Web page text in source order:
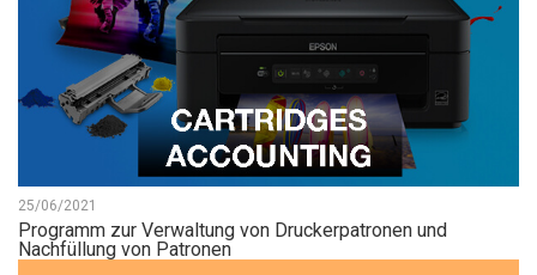
25/06/2021
Programm zur Verwaltung von Druckerpatronen und
Nachfüllung von Patronen